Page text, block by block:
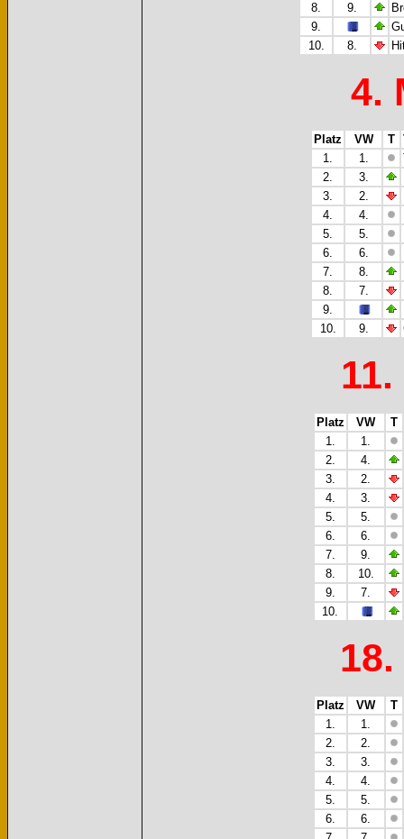
8.
9.
9.
10.
8.
4.
Platz VW T
1.
1.
2.
3.
3.
2.
4.
4.
5.
5.
6.
6.
7.
8.
8.
7.
9.
10.
9.
Platz VW
T
1.
1.
2.
4.
3.
2.
4.
3.
5.
5.
6.
6.
7.
9.
8.
10.
9.
7.
10.
Platz VW
T
1.
1.
2.
2.
3.
3.
4.
4.
5.
5.
6.
6.